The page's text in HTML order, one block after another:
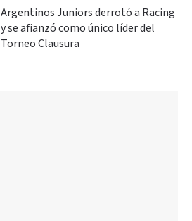
Argentinos Juniors derrotó a Racing
y se afianzó como único líder del
Torneo Clausura